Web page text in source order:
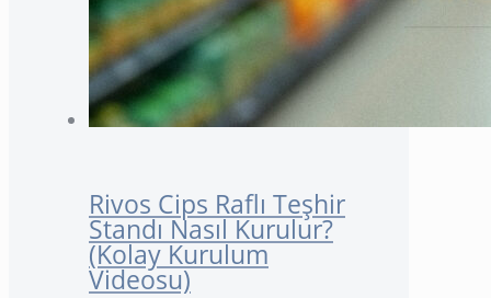
Rivos Cips Raflı Teşhir
Standı Nasıl Kurulur?
(Kolay Kurulum
Videosu)